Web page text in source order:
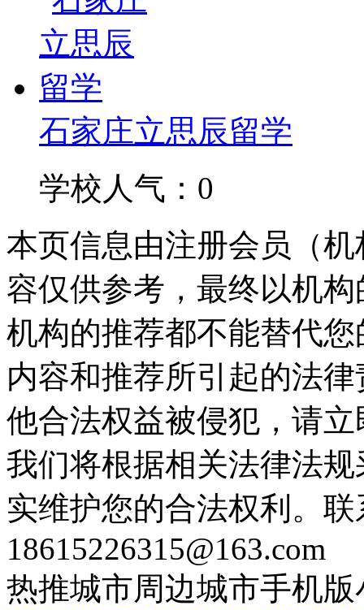
石家庄立思辰留学
学校人气：0
本页信息由注册会员（
容仅供参考，最终以机
机构的推荐都不能替代
内容和推荐所引起的法
他合法权益被侵犯，请
我们将根据相关法律法
实维护您的合法权利。
18615226315@163.com
热推城市周边城市手机版